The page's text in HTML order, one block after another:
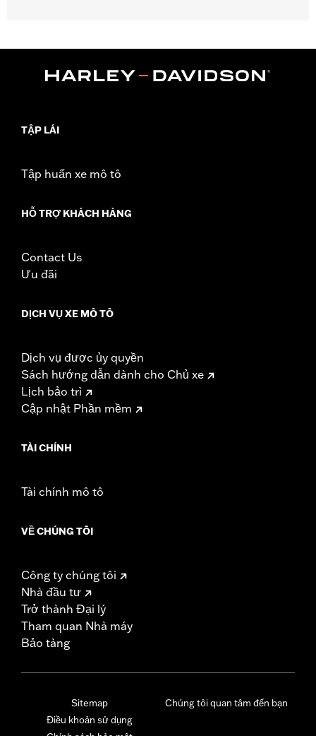
Functional Features:Button Front,Adjustable Sleeve Cuffs
d.com/warrantyfor full details
TẬP LÁI
Tập huấn xe mô tô
HỖ TRỢ KHÁCH HÀNG
Contact Us
Ưu đãi
DỊCH VỤ XE MÔ TÔ
Dịch vụ được ủy quyền
Sách hướng dẫn dành cho Chủ xe
Lịch bảo trì
Cập nhật Phần mềm
TÀI CHÍNH
Tài chính mô tô
VỀ CHÚNG TÔI
Công ty chúng tôi
Nhà đầu tư
Trở thành Đại lý
Tham quan Nhà máy
Bảo tàng
Sitemap
Điều khoản sử dụng
Chúng tôi quan tâm đến bạn